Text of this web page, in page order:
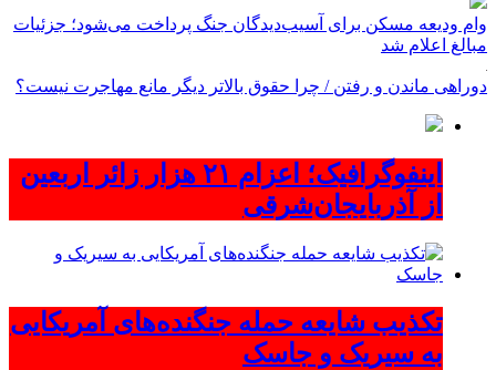
وام ودیعه مسکن برای آسیب‌دیدگان جنگ پرداخت می‌شود؛ جزئیات
مبالغ اعلام شد
دوراهی ماندن و رفتن / چرا حقوق بالاتر دیگر مانع مهاجرت نیست؟
اینفوگرافیک؛ اعزام ۲۱ هزار زائر اربعین
از آذربایجان‌شرقی
تکذیب شایعه حمله جنگنده‌های آمریکایی
به سیریک و جاسک